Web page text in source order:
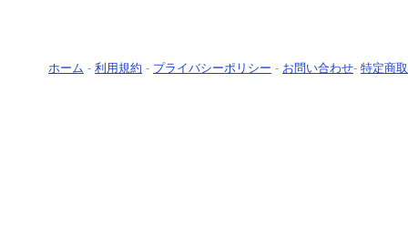
ホーム - 利用規約 - プライバシーポリシー - お問い合わせ- 特定商